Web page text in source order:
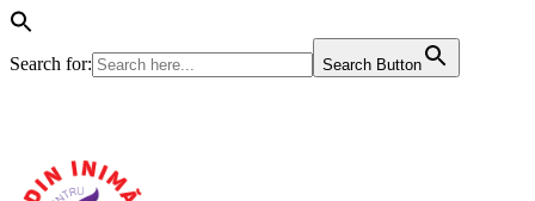
Search for: Search Button